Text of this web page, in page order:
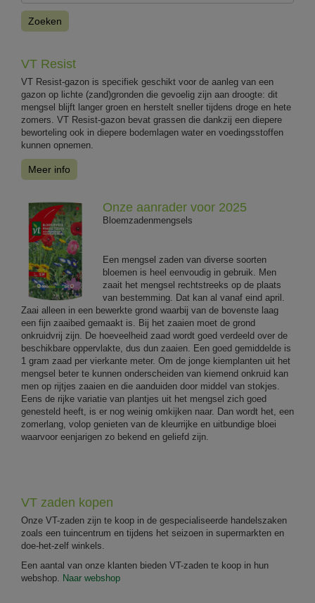
Zoeken
VT Resist
VT Resist-gazon is specifiek geschikt voor de aanleg van een
gazon op lichte (zand)gronden die gevoelig zijn aan droogte: dit
mengsel blijft langer groen en herstelt sneller tijdens droge en hete
zomers. VT Resist-gazon bevat grassen die dankzij een diepere
beworteling ook in diepere bodemlagen water en voedingsstoffen
kunnen opnemen.
Meer info
Onze aanrader voor 2025
Bloemzadenmengsels
Een mengsel zaden van diverse soorten
bloemen is heel eenvoudig in gebruik. Men
zaait het mengsel rechtstreeks op de plaats
van bestemming. Dat kan al vanaf eind april.
Zaai alleen in een bewerkte grond waarbij van de bovenste laag
een fijn zaaibed gemaakt is. Bij het zaaien moet de grond
onkruidvrij zijn. De hoeveelheid zaad wordt goed verdeeld over de
beschikbare oppervlakte, dus dun zaaien. Een goed gemiddelde is
1 gram zaad per vierkante meter. Om de jonge kiemplanten uit het
mengsel beter te kunnen onderscheiden van kiemend onkruid kan
men op rijtjes zaaien en die aanduiden door middel van stokjes.
Eens de rijke variatie van plantjes uit het mengsel zich goed
genesteld heeft, is er nog weinig omkijken naar. Dan wordt het, een
zomerlang, volop genieten van de kleurrijke en uitbundige bloei
waarvoor eenjarigen zo bekend en geliefd zijn.
VT zaden kopen
Onze VT-zaden zijn te koop in de gespecialiseerde handelszaken
zoals een tuincentrum en tijdens het seizoen in supermarkten en
doe-het-zelf winkels.
Een aantal van onze klanten bieden VT-zaden te koop in hun
webshop.
Naar webshop